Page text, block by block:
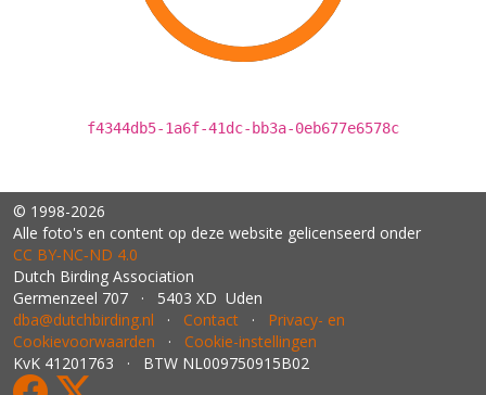
f4344db5-1a6f-41dc-bb3a-0eb677e6578c
© 1998-2026
Alle foto's en content op deze website gelicenseerd onder
CC BY‑NC‑ND 4.0
Dutch Birding Association
Germenzeel 707 · 5403 XD Uden
dba@dutchbirding.nl · Contact · Privacy- en
Cookievoorwaarden · Cookie-instellingen
KvK 41201763 · BTW NL009750915B02